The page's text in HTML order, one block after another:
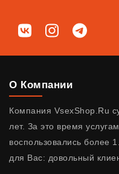
Мы в соц. сетях
ВКонтактеInstagramTelegram
О Компании
Компания VsexShop.Ru
лет. За это время
воспользовались более
для Вас: довольный